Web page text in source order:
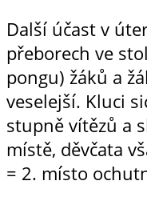
Další účast v
přeborech ve
pongu) žáků a
veselejší. Kluci
stupně vítězů a
místě, děvčata
= 2. místo